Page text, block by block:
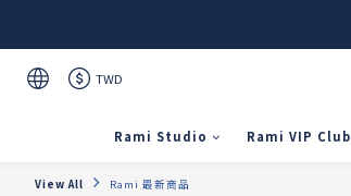
TWD
Rami Studio Rami VIP Club
View All Rami 最新商品